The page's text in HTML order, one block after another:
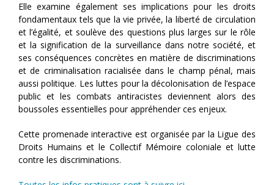
Elle examine également ses implications pour les droits
fondamentaux tels que la vie privée, la liberté de circulation
et l’égalité, et soulève des questions plus larges sur le rôle
et la signification de la surveillance dans notre société, et
ses conséquences concrètes en matière de discriminations
et de criminalisation racialisée dans le champ pénal, mais
aussi politique. Les luttes pour la décolonisation de l’espace
public et les combats antiracistes deviennent alors des
boussoles essentielles pour appréhender ces enjeux.
Cette promenade interactive est organisée par la Ligue des
Droits Humains et le Collectif Mémoire coloniale et lutte
contre les discriminations.